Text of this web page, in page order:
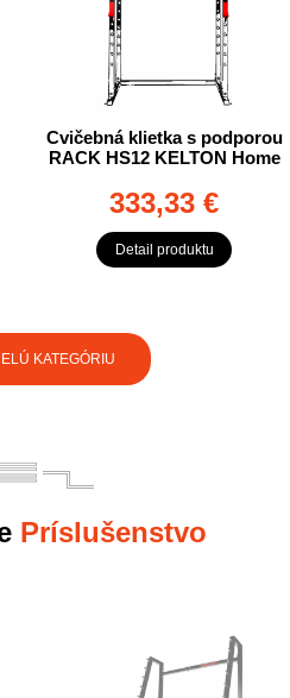
Cvičebná klietka s podporou
RACK HS12 KELTON Home
333,33 €
Detail produktu
KATEGÓRIU
Príslušenstvo